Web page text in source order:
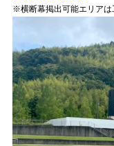
※横断幕掲出可能エリアは